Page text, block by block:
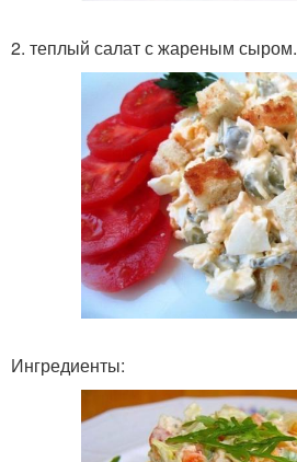
2. теплый салат с жареным сыром.
Ингредиенты: